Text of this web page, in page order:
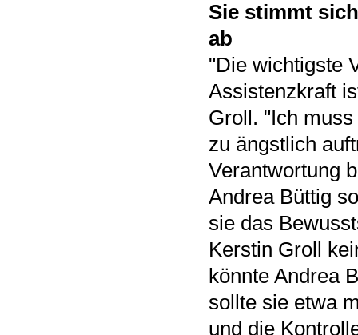
Sie stimmt
ab
"Die wichtigste
Assistenzkraft
Groll. "Ich
zu ängstlich
Verantwortung
Andrea Büttig
sie das
Kerstin Groll
könnte Andrea
sollte sie etwa
und die